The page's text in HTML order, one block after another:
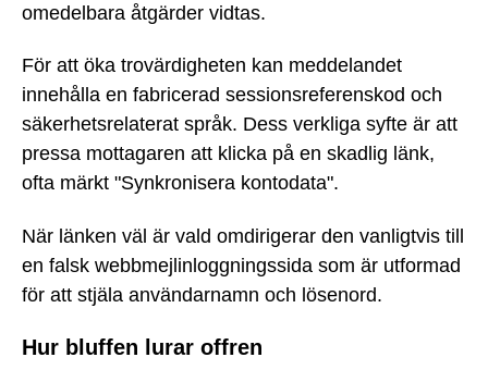
omedelbara åtgärder vidtas.
För att öka trovärdigheten kan meddelandet
innehålla en fabricerad sessionsreferenskod och
säkerhetsrelaterat språk. Dess verkliga syfte är att
pressa mottagaren att klicka på en skadlig länk,
ofta märkt "Synkronisera kontodata".
När länken väl är vald omdirigerar den vanligtvis till
en falsk webbmejlinloggningssida som är utformad
för att stjäla användarnamn och lösenord.
Hur bluffen lurar offren